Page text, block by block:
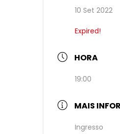
10 Set 2022
Expired!
HORA
19:00
MAIS
Ingresso